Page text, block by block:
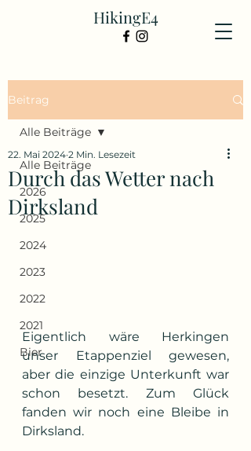
HikingE4
Beitrag
Alle Beiträge
2026
2025
2024
2023
2022
2021
Bier
Alle Beiträge
Durch das Wetter nach
Dirksland
22. Mai 2024 2 Min. Lesezeit
Eigentlich wäre Herkingen
unser Etappenziel gewesen,
aber die einzige Unterkunft war
schon besetzt. Zum Glück
fanden wir noch eine Bleibe in
Dirksland.